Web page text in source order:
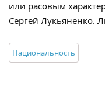
или расовым
Сергей Лукьяненко.
Национальность